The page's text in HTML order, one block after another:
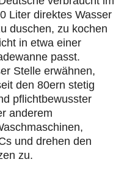
Liter direktes Wasser
duschen, zu kochen
in etwa einer
passt.
Stelle erwähnen,
den 80ern stetig
pflichtbewusster
anderem
und drehen den
zu.